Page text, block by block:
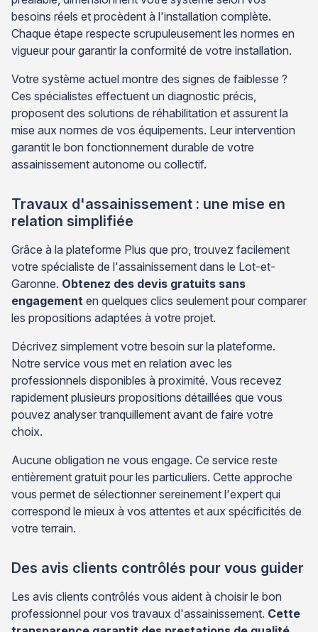
besoins réels et procèdent à l'installation complète.
Chaque étape respecte scrupuleusement les normes en
vigueur pour garantir la conformité de votre installation.
Votre système actuel montre des signes de faiblesse ?
Ces spécialistes effectuent un diagnostic précis,
proposent des solutions de réhabilitation et assurent la
mise aux normes de vos équipements. Leur intervention
garantit le bon fonctionnement durable de votre
assainissement autonome ou collectif.
Travaux d'assainissement : une mise en
relation simplifiée
Grâce à la plateforme Plus que pro, trouvez facilement
votre spécialiste de l'assainissement dans le Lot-et-
Garonne. Obtenez des devis gratuits sans
engagement en quelques clics seulement pour comparer
les propositions adaptées à votre projet.
Décrivez simplement votre besoin sur la plateforme.
Notre service vous met en relation avec les
professionnels disponibles à proximité. Vous recevez
rapidement plusieurs propositions détaillées que vous
pouvez analyser tranquillement avant de faire votre
choix.
Aucune obligation ne vous engage. Ce service reste
entièrement gratuit pour les particuliers. Cette approche
vous permet de sélectionner sereinement l'expert qui
correspond le mieux à vos attentes et aux spécificités de
votre terrain.
Des avis clients contrôlés pour vous guider
Les avis clients contrôlés vous aident à choisir le bon
professionnel pour vos travaux d'assainissement. Cette